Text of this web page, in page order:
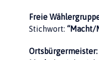
Freie
Stichwort: “Macht/
Ortsbürgermeister: